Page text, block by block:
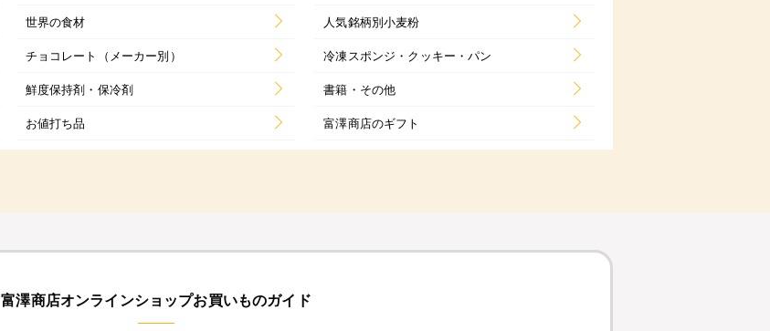
世界の食材
人気銘柄別小麦粉
チョコレート（メーカー別）
冷凍スポンジ・クッキー・パン
鮮度保持剤・保冷剤
書籍・その他
お値打ち品 富澤商店のギフト
富澤商店オンラインショップお買いものガイド